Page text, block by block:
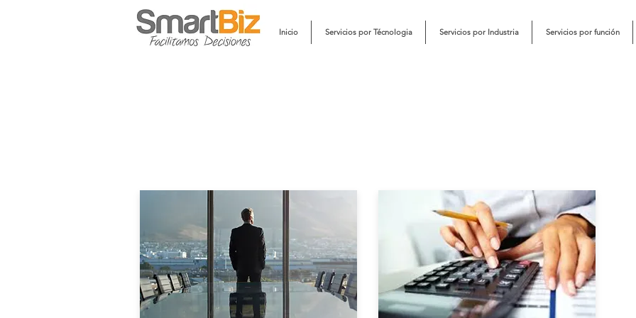
Inicio Servicios por Técnologia Servicios por Industria Servicios por función